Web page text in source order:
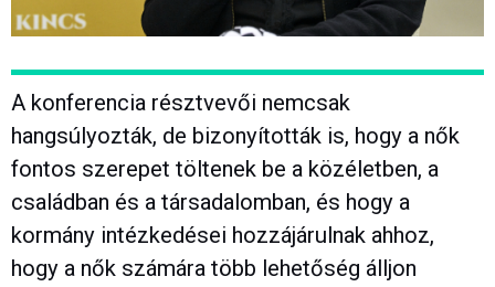
A konferencia résztvevői nemcsak
hangsúlyozták, de bizonyították is, hogy a nők
fontos szerepet töltenek be a közéletben, a
családban és a társadalomban, és hogy a
kormány intézkedései hozzájárulnak ahhoz,
hogy a nők számára több lehetőség álljon